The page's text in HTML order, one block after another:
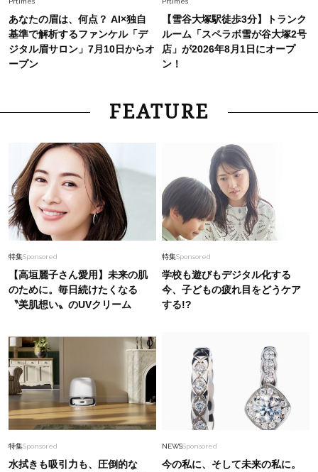
【40代夏コーデ】猛暑でも快適＆上品に！体型
カバーも叶う厳選アイテム〈13選〉
あなたの眉は、何点？ AI×独自
基準で解析するファンケル「デ
ジタル眉サロン」7月10日からオ
ープン
【雪谷大塚駅徒歩3分】トランク
ルーム「スペラボ雪が谷大塚2号
店」が2026年8月1日にオープ
ン！
FEATURE
特集Sponsored
【高垣麗子さん愛用】未来の肌
のために。毎日続けたくなる
〝美肌想い〟のUVクリーム
特集Sponsored
学校も遊びもデジタル化する
今、子どもの疲れ目をどうケア
する!?
特集Sponsored
水拭きも吸引力も、圧倒的な
NEWSSponsored
今の私に、そして未来の私に。